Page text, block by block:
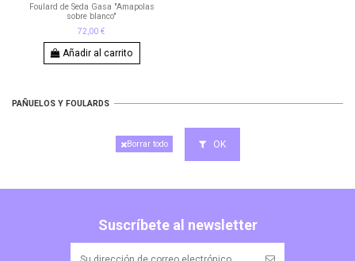
Foulard de Seda Gasa "Amapolas
sobre blanco"
72,00 €
Añadir al carrito
PAÑUELOS Y FOULARDS
Borrar todo OK
Suscríbete al newsletter